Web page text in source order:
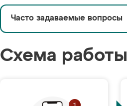
Часто задаваемые вопросы
Схема работы